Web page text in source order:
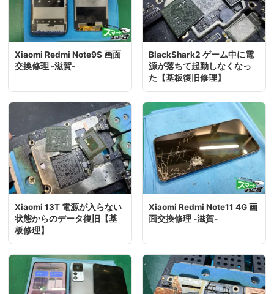
Xiaomi Redmi Note9S 画面
交換修理 -滋賀-
BlackShark2 ゲーム中に電
源が落ちて起動しなくなっ
た【基板復旧修理】
Xiaomi 13T 電源が入らない
状態からのデータ復旧【基
板修理】
Xiaomi Redmi Note11 4G 画
面交換修理 -滋賀-